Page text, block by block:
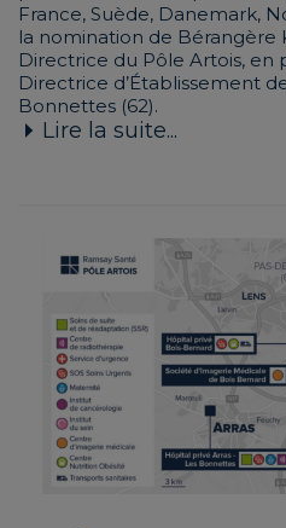
France, Suède, Danemark,
la nomination de Bérangère
Directrice du Pôle Artois, en
Directrice d’Établissement
Bonnettes (62).
Lire la suite...